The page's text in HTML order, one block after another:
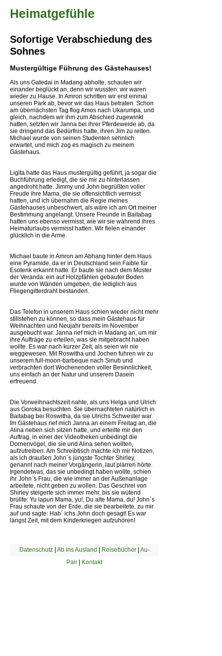
Heimatgefühle
Sofortige Verabschiedung des
Sohnes
Mustergültige Führung des Gästehauses!
Als uns Gatedai in Madang abholte, schauten wir
einander beglückt an, denn wir wussten: wir waren
wieder zu Hause. In Amron schritten wir erst einmal
unseren Park ab, bevor wir das Haus betraten. Schon
am übernächsten Tag flog Amos nach Ukarumpa, und
gleich, nachdem wir ihm zum Abschied zugewinkt
hatten, setzten wir Janna bei ihrer Pferdeweide ab, da
sie dringend das Bedürfnis hatte, ihren Jim zu reiten.
Michael wurde von seinen Studenten sehnlich
erwartet, und mich zog es magisch zu meinem
Gästehaus.
Ligita hatte das Haus mustergültig geführt, ja sogar die
Buchführung erledigt, die sie mir zu hinterlassen
angedroht hatte. Jimmy und John begrüßten voller
Freude ihre Mama, die sie offensichtlich vermisst
hatten, und ich übernahm die Regie meines
Gästehauses unbeschwert, als wäre ich am Ort meiner
Bestimmung angelangt. Unsere Freunde in Baitabag
hatten uns ebenso vermisst, wie wir sie während ihres
Heimaturlaubs vermisst hatten. Wir fielen einander
glücklich in die Arme.
Michael baute in Amron am Abhang hinter dem Haus
eine Pyramide, da er in Deutschland sein Faible für
Esoterik erkannt hatte. Er baute sie nach dem Muster
der Veranda: ein auf Holzpfählen gebauter Boden
wurde von Wänden umgeben, die lediglich aus
Fliegengitterdraht bestanden.
Das Telefon in unserem Haus schien wieder nicht mehr
stillstehen zu können, so dass mein Gästehaus für
Weihnachten und Neujahr bereits im November
ausgebucht war. Janna rief mich in Madang an, um mir
ihre Aufträge zu erteilen, was sie mitgebracht haben
wollte. Es war nach kurzer Zeit, als seien wir nie
weggewesen. Mit Roswitha und Jochen fuhren wir zu
unserem full-moon-barbeque nach Sinub und
verbrachten dort Wochenenden voller Besinnlichkeit,
uns einfach an der Natur und unserem Dasein
erfreuend.
Die Vorweihnachtszeit nahte, als uns Helga und Ulrich
aus Goroka besuchten. Sie übernachteten natürlich in
Baitabag bei Roswitha, da sie Ulrichs Schwester war.
Im Gästehaus rief mich Janna an einem Freitag an, die
Alina neben sich sitzen hatte, und erteilte mir den
Auftrag, in einer der Videotheken unbedingt die
Dornenvögel, die sie und Alina sehen wollten,
aufzutreiben. Am Schreibtisch machte ich mir Notizen,
als ich draußen John`s jüngste Tochter Shirley,
genannt nach meiner Vorgängerin, laut plärren hörte.
Irgendetwas, das sie unbedingt haben wollte, schien
ihr John`s Frau, die wie immer an der Außenanlage
arbeitete, nicht geben zu wollen. Das Geschrei von
Shirley steigerte sich immer mehr, bis sie wütend
brüllte: Yu lapun Mama, yu!, Du alte Mama, du! John`s
Frau schaute von der Erde, die sie bearbeitete, zu mir
auf und sagte: Hab´ ichs John doch gesagt! Es war
längst Zeit, mit dem Kinderkriegen aufzuhören!
Datenschutz| Ab ins Ausland | Reisebücher| Au-
Pair | Kontakt